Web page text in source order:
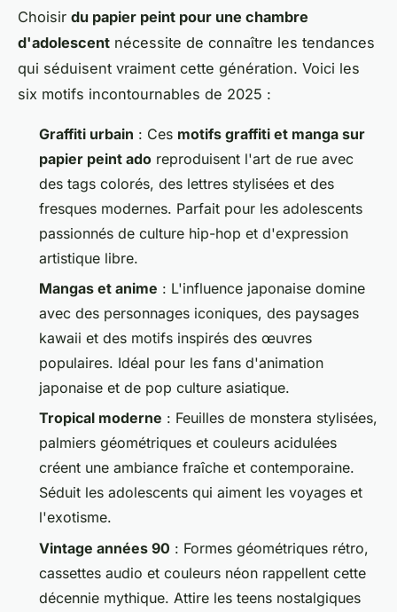
Choisir du papier peint pour une chambre
d'adolescent nécessite de connaître les tendances
qui séduisent vraiment cette génération. Voici les
six motifs incontournables de 2025 :
Graffiti urbain : Ces motifs graffiti et manga sur
papier peint ado reproduisent l'art de rue avec
des tags colorés, des lettres stylisées et des
fresques modernes. Parfait pour les adolescents
passionnés de culture hip-hop et d'expression
artistique libre.
Mangas et anime : L'influence japonaise domine
avec des personnages iconiques, des paysages
kawaii et des motifs inspirés des œuvres
populaires. Idéal pour les fans d'animation
japonaise et de pop culture asiatique.
Tropical moderne : Feuilles de monstera stylisées,
palmiers géométriques et couleurs acidulées
créent une ambiance fraîche et contemporaine.
Séduit les adolescents qui aiment les voyages et
l'exotisme.
Vintage années 90 : Formes géométriques rétro,
cassettes audio et couleurs néon rappellent cette
décennie mythique. Attire les teens nostalgiques